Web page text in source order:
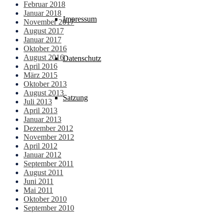
Impressum
Datenschutz
Satzung
Februar 2018
Januar 2018
November 2017
August 2017
Januar 2017
Oktober 2016
August 2016
April 2016
März 2015
Oktober 2013
August 2013
Juli 2013
April 2013
Januar 2013
Dezember 2012
November 2012
April 2012
Januar 2012
September 2011
August 2011
Juni 2011
Mai 2011
Oktober 2010
September 2010